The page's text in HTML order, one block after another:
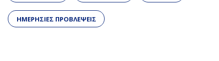
ΗΜΕΡΗΣΙΕΣ ΠΡΟΒΛΕΨΕΙΣ